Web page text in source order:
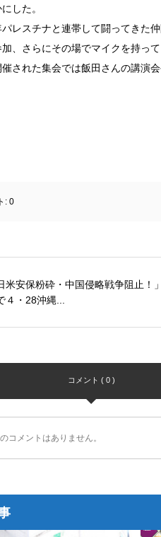
した。
レスチナと連帯して闘ってきた
、さらにその場でマイクを持っ
された集会では飯田さんの講演
: 0
米安保粉砕・中国侵略戦争阻止！
４・28沖縄...
コメント ( 0 )
コメントはありません。